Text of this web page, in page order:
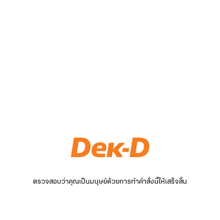
ตรวจสอบว่าคุณเป็นมนุษย์ด้วยการทำคำสั่งนี้ให้เสร็จสิ้น